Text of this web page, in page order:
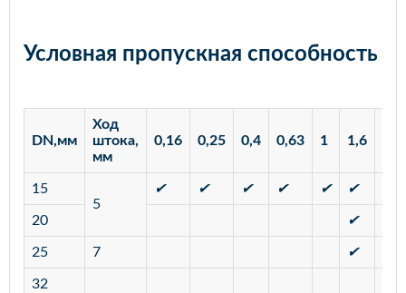
Условная пропускная способность
DN,мм
Ход
штока,
мм
0,16 0,25 0,4 0,63 1 1,6
15
5
✔ ✔ ✔ ✔ ✔ ✔
20 ✔
25 7 ✔
32